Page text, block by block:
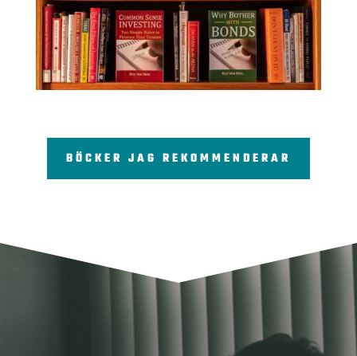
BÖCKER JAG REKOMMENDERAR